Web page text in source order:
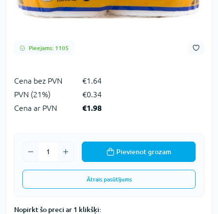
Pieejams: 1105
Сena bez PVN
€1.64
PVN (21%)
€0.34
Cena ar PVN
€1.98
Pievienot grozam
Ātrais pasūtījums
Nopirkt šo preci ar 1 klikšķi: